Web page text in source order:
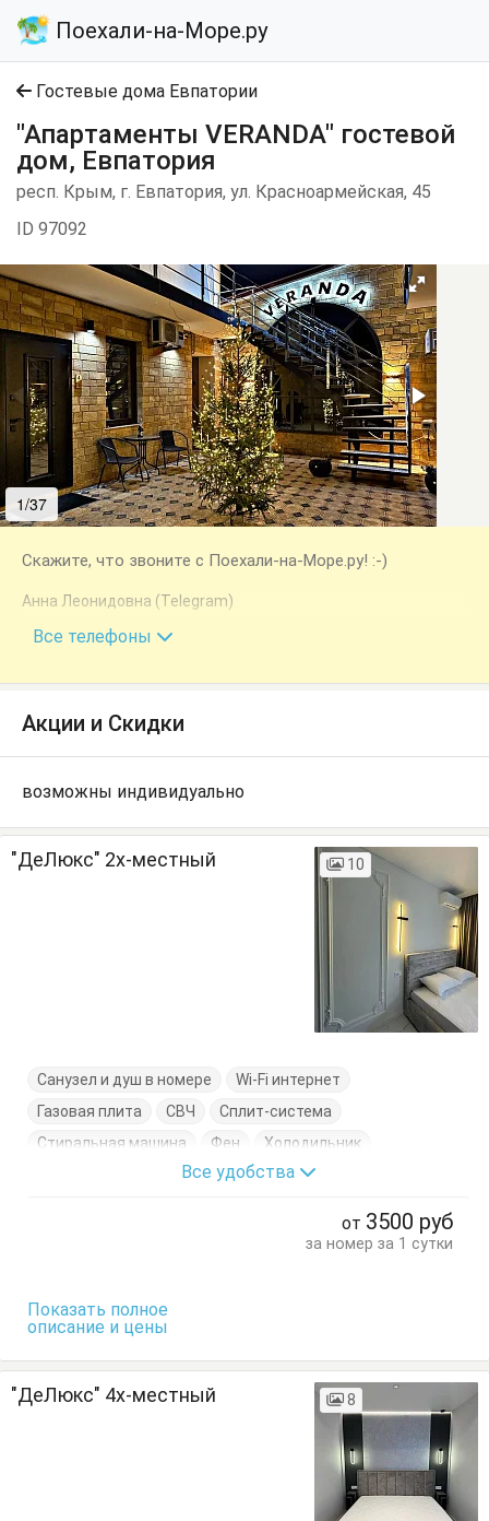
Поехали-на-Море.ру
Гостевые дома Евпатории
"Апартаменты VERANDA" гостевой
дом, Евпатория
респ. Крым, г. Евпатория, ул. Красноармейская, 45
ID 97092
1/37
Скажите, что звоните с Поехали-на-Море.ру! :-)
Анна Леонидовна (Telegram)
+7 (978) 947-40-07
Все телефоны
Акции и Скидки
возможны индивидуально
"ДеЛюкс" 2х-местный 10
Санузел и душ в номере
Wi-Fi интернет
Газовая плита
СВЧ
Сплит-система
Стиральная машина
Фен
Холодильник
Электрочайник Балкон
Стулья
Все удобства
от 3500 руб
за номер за 1 сутки
Показать полное
описание и цены
"ДеЛюкс" 4х-местный 8